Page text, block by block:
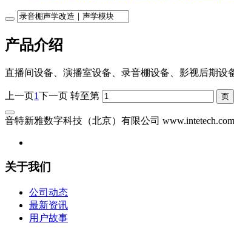
产品介绍
直播间设备、演播室设备、录音棚设备、影视后期设
上一页1下一页 转至第
音特新雅数字科技（北京）有限公司
关于我们
公司动态
最新资讯
用户故事